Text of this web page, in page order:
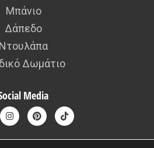
Μπάνιο
Δάπεδο
Ντουλάπα
Δωμάτιο
Media